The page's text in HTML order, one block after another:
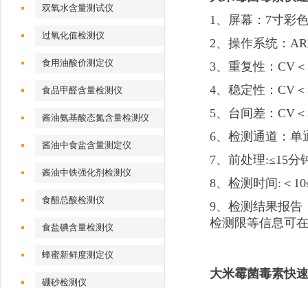
双氧水含量测试仪
过氧化值检测仪
食用油酸价测定仪
食品甲醛含量检测仪
酱油氨基酸态氮含量检测仪
酱油中食盐含量测定仪
酱油中铁强化剂检测仪
食醋总酸检测仪
食盐碘含量检测仪
蜂蜜新鲜度测定仪
硼砂检测仪
1、屏幕：7寸彩
2、操作系统：
3、重复性：CV
4、稳定性：CV
5、台间差：CV
6、检测通道：单
7、前处理:≤15分
8、检测时间:＜
9、检测结果报告
检测限等信息可
大米霉菌毒素快